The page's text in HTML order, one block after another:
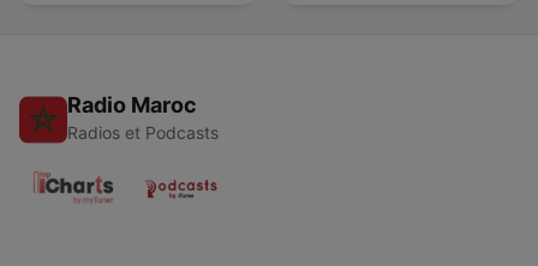
Radio Maroc
Radios et Podcasts